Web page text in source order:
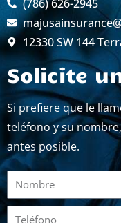
(786) 626-2945
12330 SW 144
Solicite
Si prefiere que le
teléfono y su
antes posible.
Nombre
Teléfono